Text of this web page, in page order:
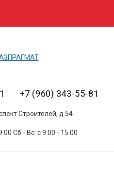
+7 (960) 343-55-81
Строителей, д.54
Сб - Вс: c 9.00 - 15.00